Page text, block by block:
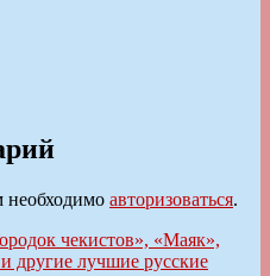
необходимо авторизоваться.
чекистов», «Маяк»,
другие лучшие русские